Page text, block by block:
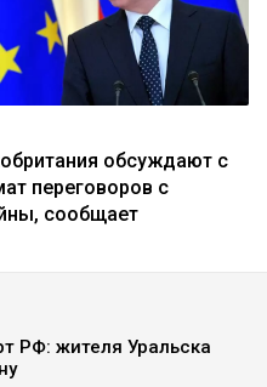
обсуждают с
переговоров с
сообщает
РФ: жителя Уральска